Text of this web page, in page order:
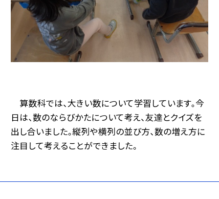
算数科では、大きい数について学習しています。今
日は、数のならびかたについて考え、友達とクイズを
出し合いました。縦列や横列の並び方、数の増え方に
注目して考えることができました。